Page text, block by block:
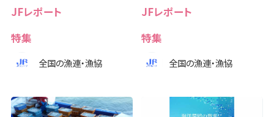
JFレポート
特集
全国の漁連・漁協
JFレポート
特集
全国の漁連・漁協